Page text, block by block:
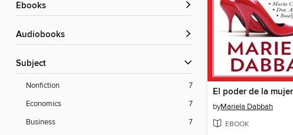
ebooks
Audiobooks
Subject
Nonfiction
7
Economics
7
Business
7
byMariela Dabbah
EBOOK